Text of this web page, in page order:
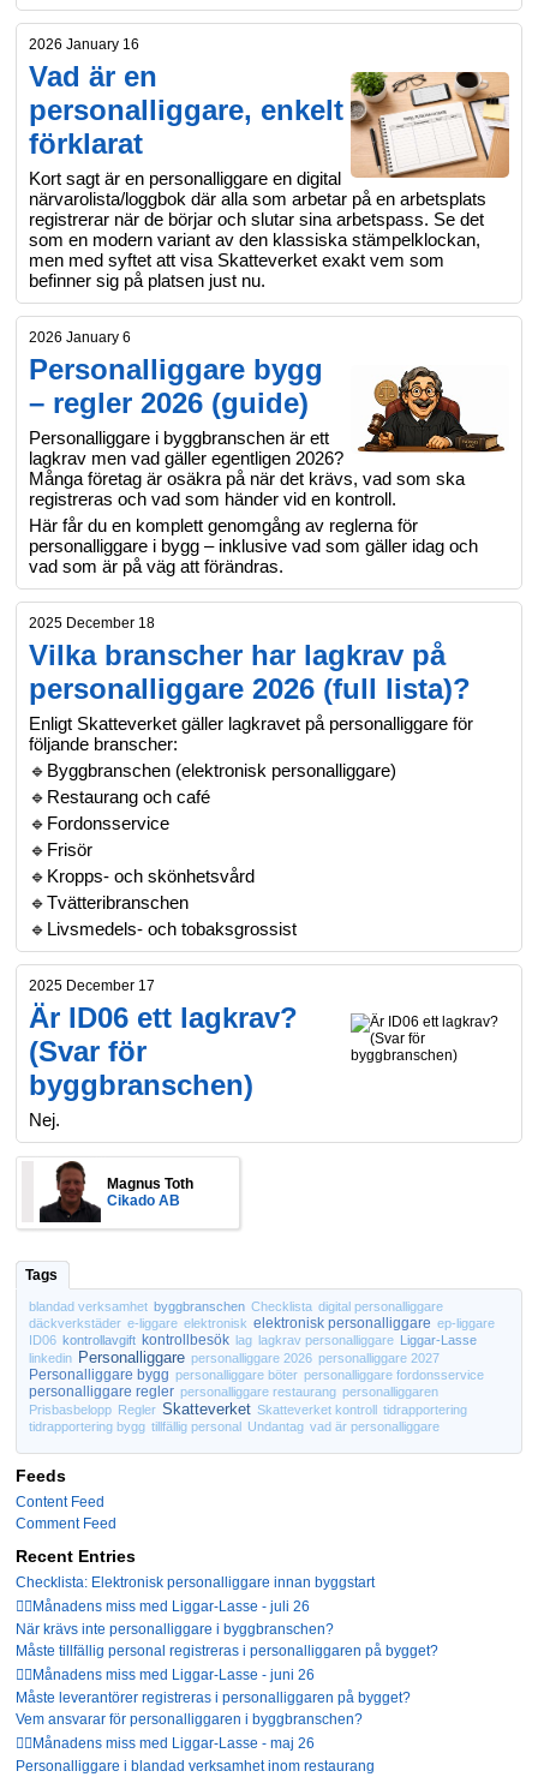
Magnus Toth
Cikado AB
Tags
blandad verksamhet byggbranschen Checklista digital personalliggare
däckverkstäder e-liggare elektronisk elektronisk personalliggare ep-liggare
ID06 kontrollavgift kontrollbesök lag lagkrav personalliggare
Liggar-Lasse
linkedin Personalliggare personalliggare 2026 personalliggare 2027
Personalliggare bygg personalliggare böter personalliggare fordonsservice
personalliggare regler personalliggare restaurang personalliggaren
Prisbasbelopp Regler Skatteverket Skatteverket kontroll
tidrapportering
tidrapportering bygg tillfällig personal Undantag vad är personalliggare
2026 January 16
Vad är en
personalliggare, enkelt
förklarat
Kort sagt är en personalliggare en digital
närvarolista/loggbok där alla som arbetar på en arbetsplats
registrerar när de börjar och slutar sina arbetspass. Se det
som en modern variant av den klassiska stämpelklockan,
men med syftet att visa Skatteverket exakt vem som
befinner sig på platsen just nu.
2026 January 6
Personalliggare bygg
– regler 2026 (guide)
Personalliggare i byggbranschen är ett
lagkrav men vad gäller egentligen 2026?
Många företag är osäkra på när det krävs, vad som ska
registreras och vad som händer vid en kontroll.
Här får du en komplett genomgång av reglerna för
personalliggare i bygg – inklusive vad som gäller idag och
vad som är på väg att förändras.
2025 December 18
Vilka branscher har lagkrav på
personalliggare 2026 (full lista)?
Enligt Skatteverket gäller lagkravet på personalliggare för
följande branscher:
🔹Byggbranschen (elektronisk personalliggare)
🔹Restaurang och café
🔹Fordonsservice
🔹Frisör
🔹Kropps- och skönhetsvård
🔹Tvätteribranschen
🔹Livsmedels- och tobaksgrossist
2025 December 17
Är ID06 ett lagkrav?
(Svar för
byggbranschen)
Nej.
Feeds
Content Feed
Comment Feed
Recent Entries
Checklista: Elektronisk personalliggare innan byggstart
🤦‍♂️Månadens miss med Liggar-Lasse - juli 26
När krävs inte personalliggare i byggbranschen?
Måste tillfällig personal registreras i personalliggaren på bygget?
🤦‍♂️Månadens miss med Liggar-Lasse - juni 26
Måste leverantörer registreras i personalliggaren på bygget?
Vem ansvarar för personalliggaren i byggbranschen?
🤦‍♂️Månadens miss med Liggar-Lasse - maj 26
Personalliggare i blandad verksamhet inom restaurang